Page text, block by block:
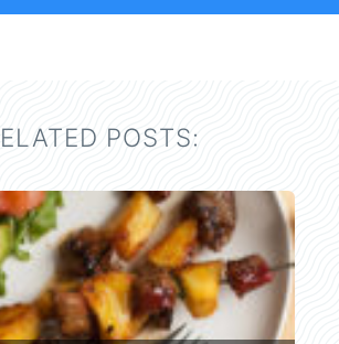
POSTS: